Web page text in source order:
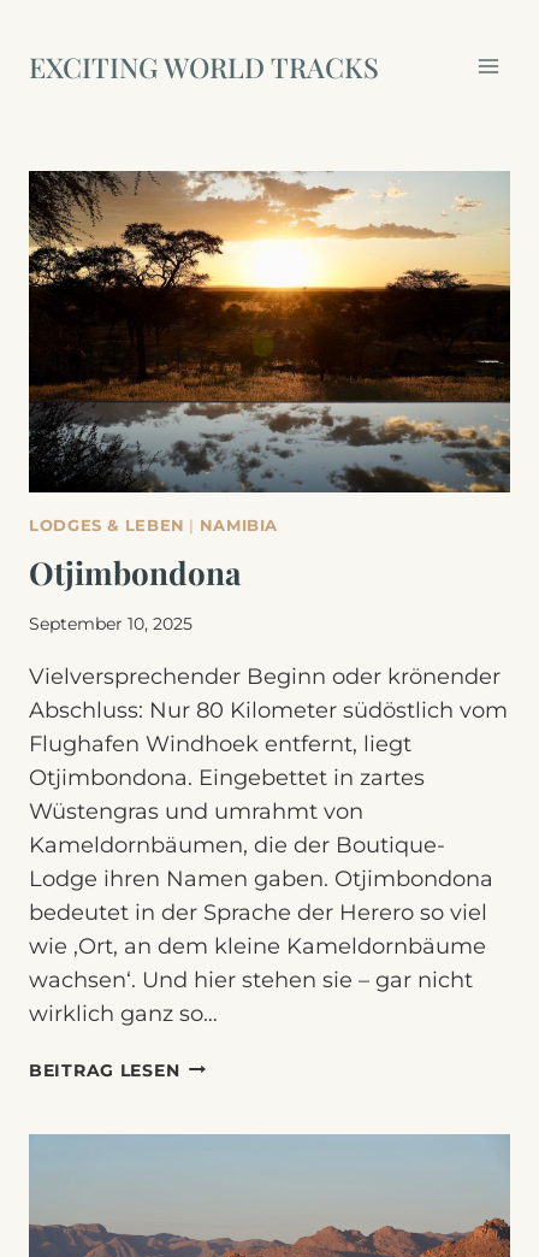
springen
EXCITING WORLD TRACKS
LODGES & LEBEN | NAMIBIA
Otjimbondona
September 10, 2025
Vielversprechender Beginn oder krönender
Abschluss: Nur 80 Kilometer südöstlich vom
Flughafen Windhoek entfernt, liegt
Otjimbondona. Eingebettet in zartes
Wüstengras und umrahmt von
Kameldornbäumen, die der Boutique-
Lodge ihren Namen gaben. Otjimbondona
bedeutet in der Sprache der Herero so viel
wie ‚Ort, an dem kleine Kameldornbäume
wachsen‘. Und hier stehen sie – gar nicht
wirklich ganz so…
BEITRAG LESENOTJIMBONDONA